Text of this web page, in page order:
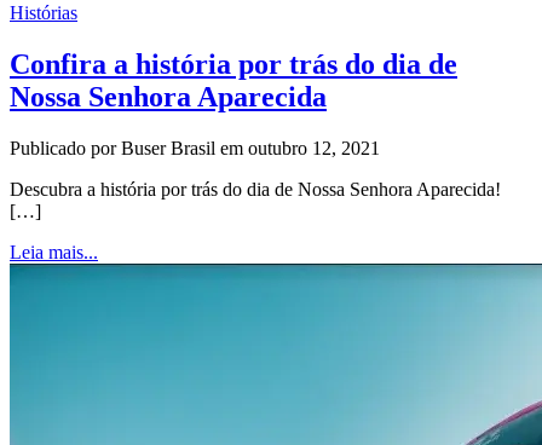
Histórias
Confira a história por trás do dia de
Nossa Senhora Aparecida
Publicado por Buser Brasil em outubro 12, 2021
Descubra a história por trás do dia de Nossa Senhora Aparecida!
[…]
Leia mais...